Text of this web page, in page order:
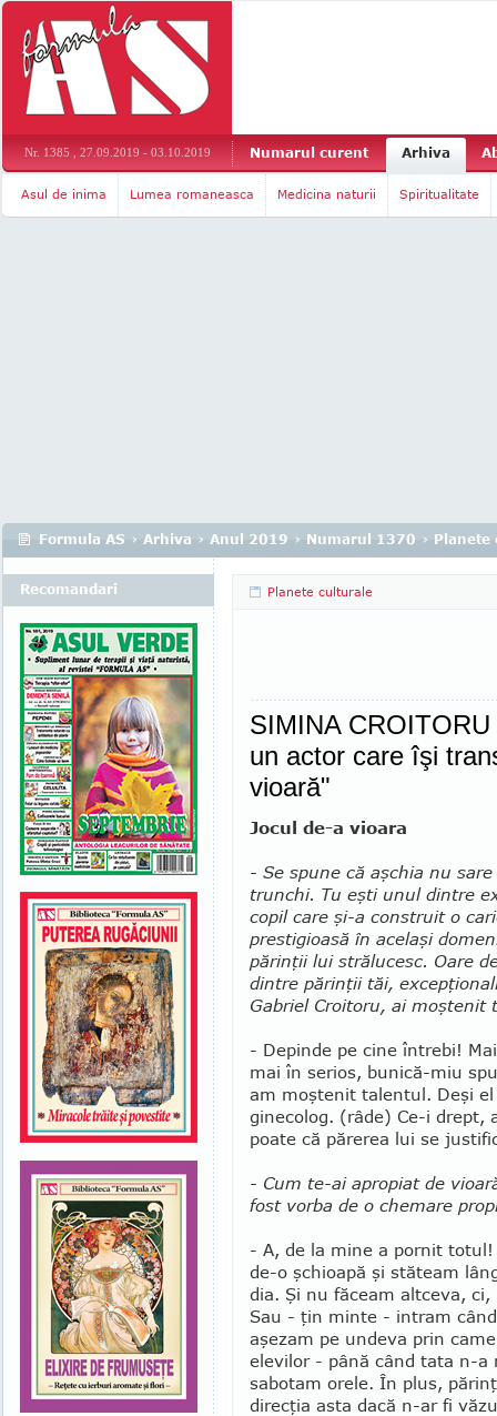
Nr. 1385 , 27.09.2019 - 03.10.2019 Numarul curent Arhiva
Asul de inima Lumea romaneasca Medicina naturii Spiritualitate
Formula AS › Arhiva › Anul 2019 › Numarul 1370 › Planete
Planete culturale
SIMINA
un actor care îşi
vioară"
Jocul de-a vioara
- Se spune că aşchia nu
trunchi. Tu eşti unul dintre
copil care şi-a construit o
prestigioasă în acelaşi
părinţii lui strălucesc. Oare
dintre părinţii tăi,
Gabriel Croitoru, ai moştenit
- Depinde pe cine întrebi!
mai în serios, bunică-miu
am moştenit talentul. Deşi
ginecolog. (râde) Ce-i drept,
poate că părerea lui se
- Cum te-ai apropiat de
fost vorba de o chemare
- A, de la mine a pornit
de-o şchioapă şi stăteam
dia. Şi nu fă­ceam altceva,
Sau - ţin minte - intram
aşezam pe undeva prin
elevilor - până când tata n-
sabotam orele. În plus,
direcţia asta dacă n-ar fi
Recomandari